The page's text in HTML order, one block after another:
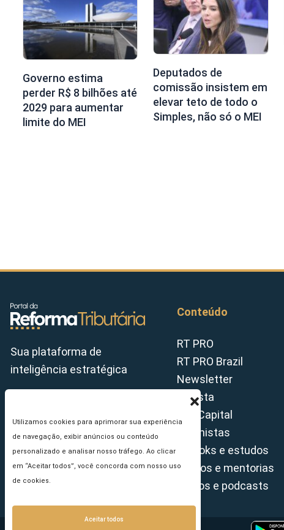
Utilizamos cookies para aprimorar sua experiência
de navegação, exibir anúncios ou conteúdo
personalizado e analisar nosso tráfego. Ao clicar
em “Aceitar todos”, você concorda com nosso uso
de cookies.
Aceitar todos
Governo estima
perder R$ 8 bilhões até
2029 para aumentar
limite do MEI
Deputados de
comissão insistem em
elevar teto de todo o
Simples, não só o MEI
Sua plataforma de
inteligência estratégica
Conteúdo
RT PRO
RT PRO Brazil
Newsletter
Revista
Tax Capital
Colunistas
E-books e estudos
Cursos e mentorias
Vídeos e podcasts